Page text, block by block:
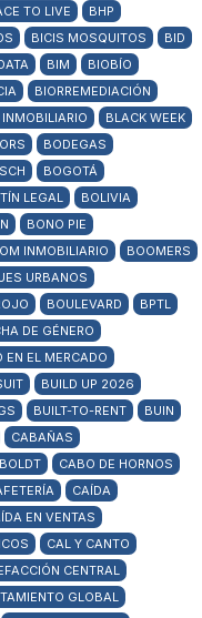
TO LIVE
BHP
BICIS MOSQUITOS
BID
BIM
BIOBÍO
BIORREMEDIACIÓN
BLACK WEEK
BODEGAS
BOGOTÁ
LEGAL
BOLIVIA
BONO PIE
INMOBILIARIO
BOOMERS
URBANOS
BOULEVARD
BPTL
DE GÉNERO
EN EL MERCADO
BUILD UP 2026
BUILT-TO-RENT
BUIN
CABAÑAS
CABO DE HORNOS
CAÍDA
EN VENTAS
CAL Y CANTO
CENTRAL
GLOBAL